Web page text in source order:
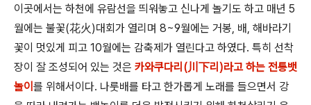
이곳에서는 하천에 유람선을 띄워놓고 신나게 놀기도 하고 매년 5
월에는 불꽃(花火)대회가 열리며 8~9월에는 거봉, 배, 해바라기
꽃이 멋있게 피고 10월에는 감축제가 열린다고 하였다. 특히 선착
장이 잘 조성되어 있는 것은 카와쿠다리(川下리)라고 하는 전통뱃
놀이 를 위해서이다. 나룻배를 타고 한가롭게 노래를 들으면서 강